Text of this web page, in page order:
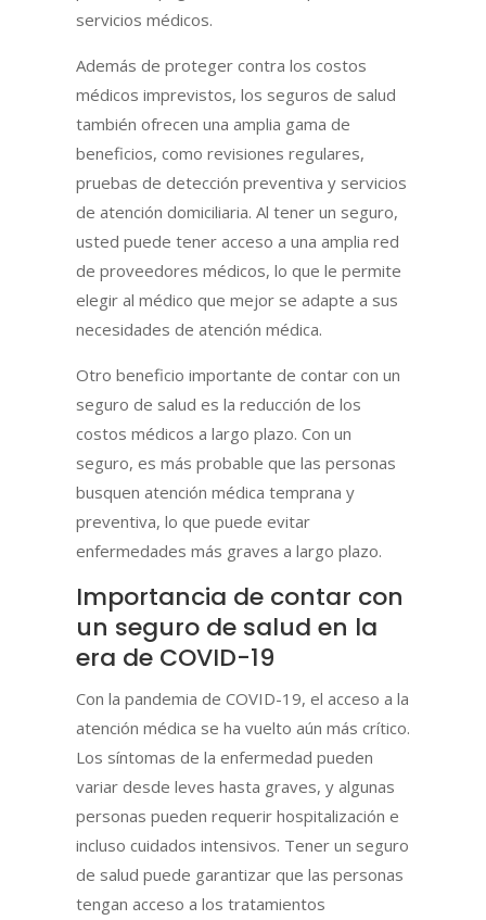
servicios médicos.
Además de proteger contra los costos
médicos imprevistos, los seguros de salud
también ofrecen una amplia gama de
beneficios, como revisiones regulares,
pruebas de detección preventiva y servicios
de atención domiciliaria. Al tener un seguro,
usted puede tener acceso a una amplia red
de proveedores médicos, lo que le permite
elegir al médico que mejor se adapte a sus
necesidades de atención médica.
Otro beneficio importante de contar con un
seguro de salud es la reducción de los
costos médicos a largo plazo. Con un
seguro, es más probable que las personas
busquen atención médica temprana y
preventiva, lo que puede evitar
enfermedades más graves a largo plazo.
Importancia de contar con
un seguro de salud en la
era de COVID-19
Con la pandemia de COVID-19, el acceso a la
atención médica se ha vuelto aún más crítico.
Los síntomas de la enfermedad pueden
variar desde leves hasta graves, y algunas
personas pueden requerir hospitalización e
incluso cuidados intensivos. Tener un seguro
de salud puede garantizar que las personas
tengan acceso a los tratamientos